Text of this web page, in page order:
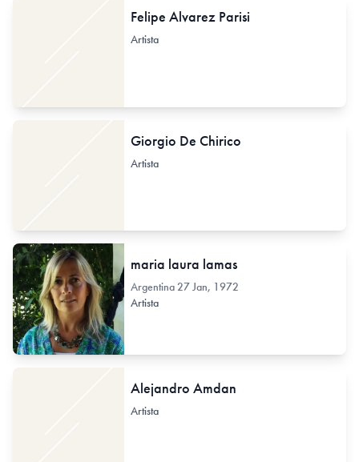
Felipe Alvarez Parisi
Artista
Giorgio De Chirico
Artista
maria laura lamas
Argentina27 Jan, 1972
Artista
Alejandro Amdan
Artista